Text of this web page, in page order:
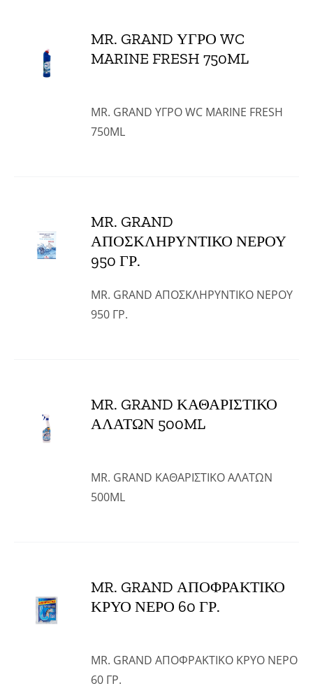
MR. GRAND ΥΓΡΟ WC
MARINE FRESH 750ML
MR. GRAND ΥΓΡΟ WC MARINE FRESH
750ML
MR. GRAND
ΑΠΟΣΚΛΗΡΥΝΤΙΚΟ ΝΕΡΟΥ
950 ΓΡ.
MR. GRAND ΑΠΟΣΚΛΗΡΥΝΤΙΚΟ ΝΕΡΟΥ
950 ΓΡ.
MR. GRAND ΚΑΘΑΡΙΣΤΙΚΟ
ΑΛΑΤΩΝ 500ML
MR. GRAND ΚΑΘΑΡΙΣΤΙΚΟ ΑΛΑΤΩΝ
500ML
MR. GRAND ΑΠΟΦΡΑΚΤΙΚΟ
ΚΡΥΟ ΝΕΡΟ 60 ΓΡ.
MR. GRAND ΑΠΟΦΡΑΚΤΙΚΟ ΚΡΥΟ ΝΕΡΟ
60 ΓΡ.